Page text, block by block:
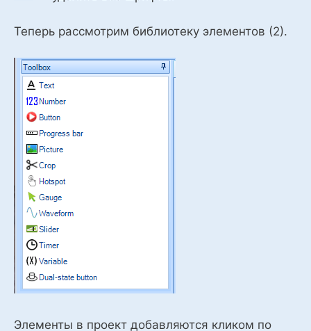
Теперь рассмотрим библиотеку элементов (2).
Элементы в проект добавляются кликом по